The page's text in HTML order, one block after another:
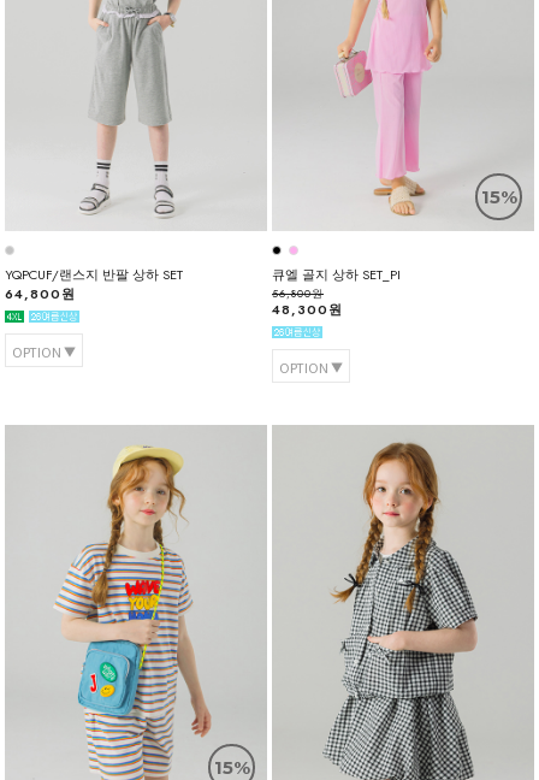
YQPCUF/랜스지 반팔 상하 SET
64,800원
OPTION
15%
큐엘 골지 상하 SET_PI
56,800원
48,300원
OPTION
15%